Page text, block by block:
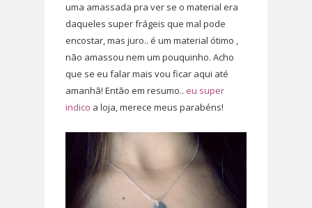
uma amassada pra ver se o material era
daqueles super frágeis que mal pode
encostar, mas juro.. é um material ótimo ,
não amassou nem um pouquinho. Acho
que se eu falar mais vou ficar aqui até
amanhã! Então em resumo.. eu super
indico a loja, merece meus parabéns!